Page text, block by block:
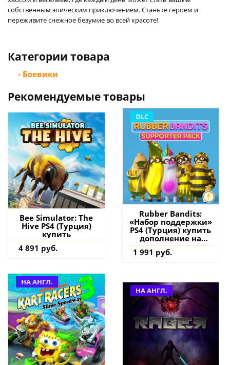
собственным эпическим приключением. Станьте героем и
переживите снежное безумие во всей красоте!
Категории товара
- Боевики
Рекомендуемые товары
Bee Simulator: The
Hive PS4 (Турция)
купить
4 891 руб.
DLC
Rubber Bandits:
«Набор поддержки»
PS4 (Турция) купить
дополнение на
аккаунт
1 991 руб.
НА АНГЛ.
НА АНГЛ.